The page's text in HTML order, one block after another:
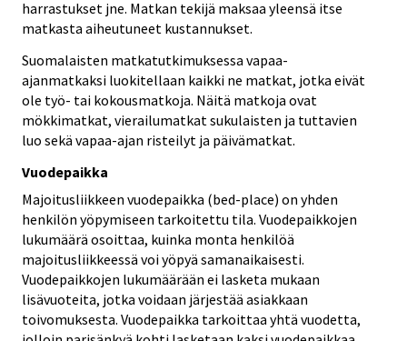
harrastukset jne. Matkan tekijä maksaa yleensä itse
matkasta aiheutuneet kustannukset.
Suomalaisten matkatutkimuksessa vapaa-
ajanmatkaksi luokitellaan kaikki ne matkat, jotka eivät
ole työ- tai kokousmatkoja. Näitä matkoja ovat
mökkimatkat, vierailumatkat sukulaisten ja tuttavien
luo sekä vapaa-ajan risteilyt ja päivämatkat.
Vuodepaikka
Majoitusliikkeen vuodepaikka (bed-place) on yhden
henkilön yöpymiseen tarkoitettu tila. Vuodepaikkojen
lukumäärä osoittaa, kuinka monta henkilöä
majoitusliikkeessä voi yöpyä samanaikaisesti.
Vuodepaikkojen lukumäärään ei lasketa mukaan
lisävuoteita, jotka voidaan järjestää asiakkaan
toivomuksesta. Vuodepaikka tarkoittaa yhtä vuodetta,